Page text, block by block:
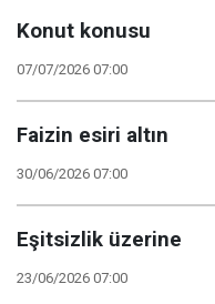
Konut konusu
07/07/2026 07:00
Faizin esiri altın
30/06/2026 07:00
Eşitsizlik üzerine
23/06/2026 07:00